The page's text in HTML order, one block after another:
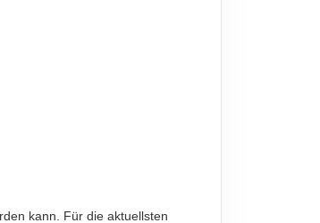
kann. Für die aktuellsten